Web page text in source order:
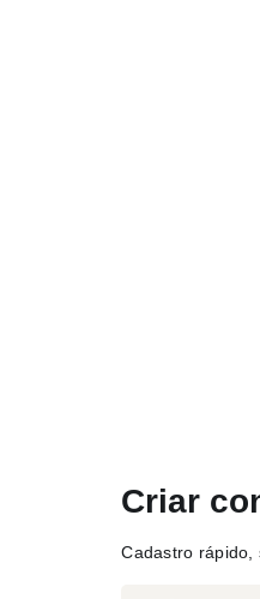
Criar
Cadastro rápido,